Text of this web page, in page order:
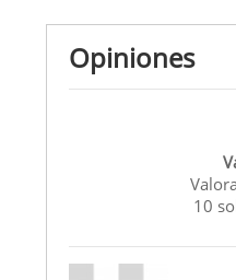
Opiniones
10